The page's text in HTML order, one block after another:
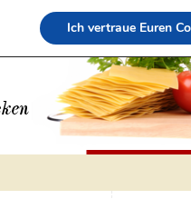
Ich vertraue Euren